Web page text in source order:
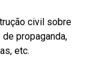
civil sobre
propaganda,
etc.